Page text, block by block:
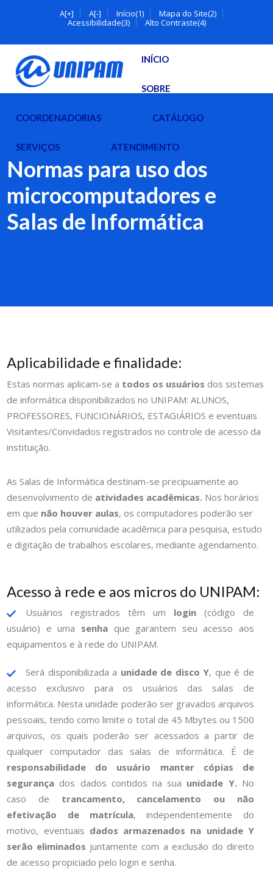
A[+] A[-] Início(1)
Mapa do Site(2)
Acessibilidade(3)
Alto Contraste(4)
INÍCIO
SOBRE
COORDENADORIAS CATÁLOGO
SERVIÇOS ATENDIMENTO
Normas para uso dos
microcomputadores e
Salas de Informática
Aplicabilidade e finalidade:
Estas normas aplicam-se a todos os usuários dos sistemas
de informática disponibilizados no UNIPAM: ALUNOS,
PROFESSORES, FUNCIONÁRIOS, ESTAGIÁRIOS e eventuais
Visitantes/Convidados registrados no controle de acesso da
instituição.
As Salas de Informática destinam-se precipuamente ao
desenvolvimento de atividades acadêmicas. Nos horários
em que não houver aulas, os computadores poderão ser
utilizados pela comunidade acadêmica para pesquisa, estudo
e digitação de trabalhos escolares, mediante agendamento.
Acesso à rede e aos micros do UNIPAM:
Usuários registrados têm um login(código de
usuário) e uma senhaque garantem seu acesso aos
equipamentos e à rede do UNIPAM.
Será disponibilizada a unidade de disco Y, que é de
acesso exclusivo para os usuários das salas de
informática. Nesta unidade poderão ser gravados arquivos
pessoais, tendo como limite o total de 45 Mbytes ou 1500
arquivos, os quais poderão ser acessados a partir de
qualquer computador das salas de informática. É de
responsabilidade do usuário manter cópias de
segurança dos dados contidos na sua unidade Y. No
caso de trancamento, cancelamento ou não
efetivação de matrícula, independentemente do
motivo, eventuais dados armazenados na unidade Y
serão eliminados juntamente com a exclusão do direito
de acesso propiciado pelo login e senha.